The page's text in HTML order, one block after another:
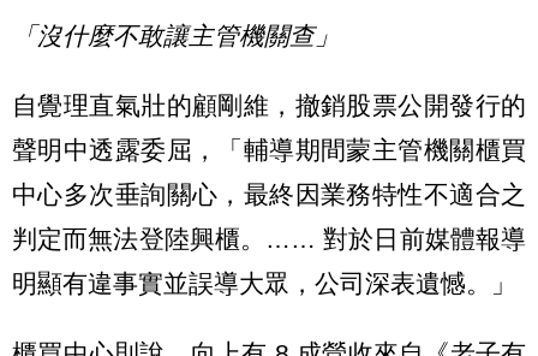
「沒什麼不敢讓主管機關查」
自覺理直氣壯的顧剛維，撤銷股票公開發行的
聲明中透露委屈，「輔導期間蒙主管機關櫃買
中心多次垂詢關心，最終因業務特性不適合之
判定而無法登陸興櫃。…… 對於日前媒體報導
明顯有違事實並誤導大眾，公司深表遺憾。」